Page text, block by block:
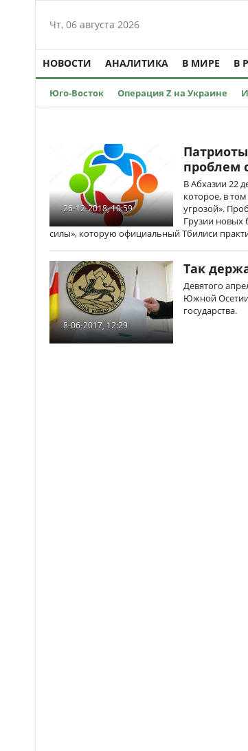
Чт, 06 августа 2026
НОВОСТИ АНАЛИТИКА В МИРЕ В
Юго-Восток Операция Z на Украине
26-12-2018, 10:59
проблем
В Абхазии 22
которое, в
угрозой».
Грузии новых
силы», которую официальный Тбилиси
8-06-2017, 12:29
Так
Девятого
Южной
государства.